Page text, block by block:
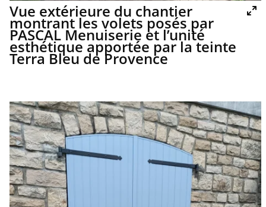
Vue extérieure du chantier
montrant les volets posés par
PASCAL Menuiserie et l’unité
esthétique apportée par la teinte
Terra Bleu de Provence